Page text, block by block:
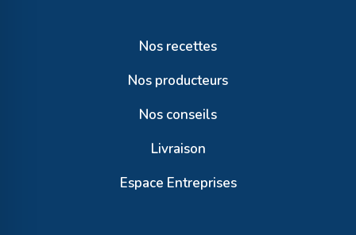
Nos recettes
Nos producteurs
Nos conseils
Livraison
Espace Entreprises